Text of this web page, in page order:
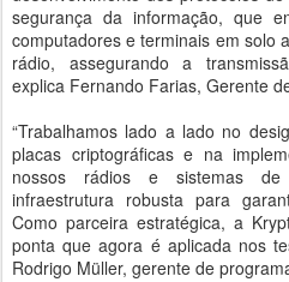
segurança da informação, que
computadores e terminais em solo
rádio, assegurando a
explica Fernando Farias, Gerente
“Trabalhamos lado a lado no
placas criptográficas e na
nossos rádios e sistemas
infraestrutura robusta para
Como parceira estratégica, a
ponta que agora é aplicada nos
Rodrigo Müller, gerente de